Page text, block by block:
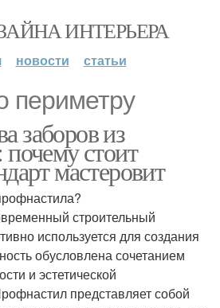
ИНТЕРЬЕРА
новости статьи
периметру
заборов из
стоит
мастеровит
строительный
используется для создания
обусловлена сочетанием
и эстетической
представляет собой